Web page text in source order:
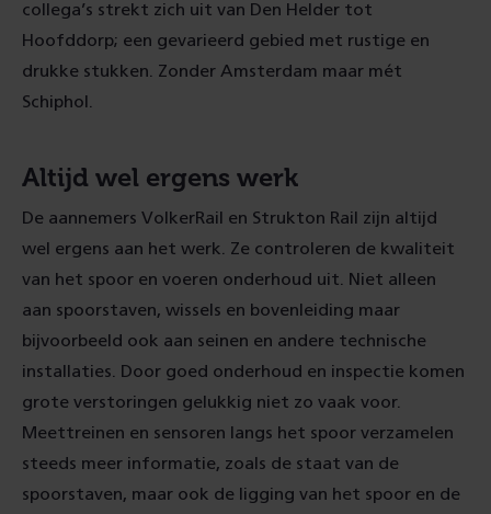
collega’s strekt zich uit van Den Helder tot
Hoofddorp; een gevarieerd gebied met rustige en
drukke stukken. Zonder Amsterdam maar mét
Schiphol.
Altijd wel ergens werk
De aannemers VolkerRail en Strukton Rail zijn altijd
wel ergens aan het werk. Ze controleren de kwaliteit
van het spoor en voeren onderhoud uit. Niet alleen
aan spoorstaven, wissels en bovenleiding maar
bijvoorbeeld ook aan seinen en andere technische
installaties. Door goed onderhoud en inspectie komen
grote verstoringen gelukkig niet zo vaak voor.
Meettreinen en sensoren langs het spoor verzamelen
steeds meer informatie, zoals de staat van de
spoorstaven, maar ook de ligging van het spoor en de